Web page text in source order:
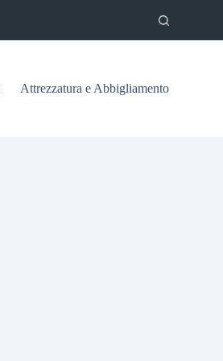
Attrezzatura e Abbigliamento